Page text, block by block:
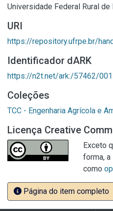
Universidade Federal Rural
URI
https://repository.ufrpe.br/
Identificador dARK
https://n2t.net/ark:/57462/
Coleções
TCC - Engenharia Agrícola e
Licença Creative
Exceto
forma,
como
Página do item completo